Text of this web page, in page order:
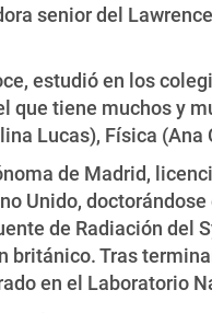
senior del
estudió en los
tiene muchos y
Lucas), Física
de Madrid,
Unido,
de Radiación del
británico. Tras
en el Laboratorio